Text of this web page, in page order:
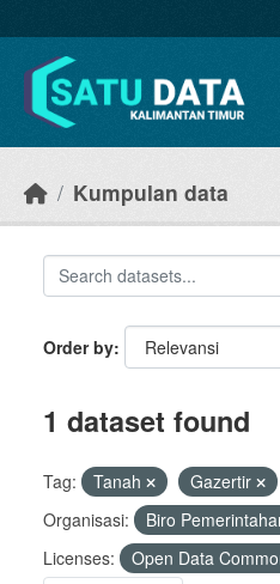
Kumpulan data
Order by
1 dataset found
Tag: Tanah Gazertir
Organisasi:
Biro
Licenses:
Open Data